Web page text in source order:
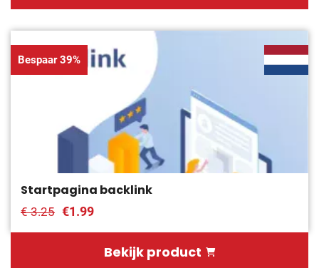
Bespaar 39%
Startpagina backlink
€ 3.25 €1.99
Bekijk product